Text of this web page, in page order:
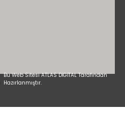
Bu Web Sitesi ATLAS DİGİTAL Tarafından
Hazırlanmıştır.